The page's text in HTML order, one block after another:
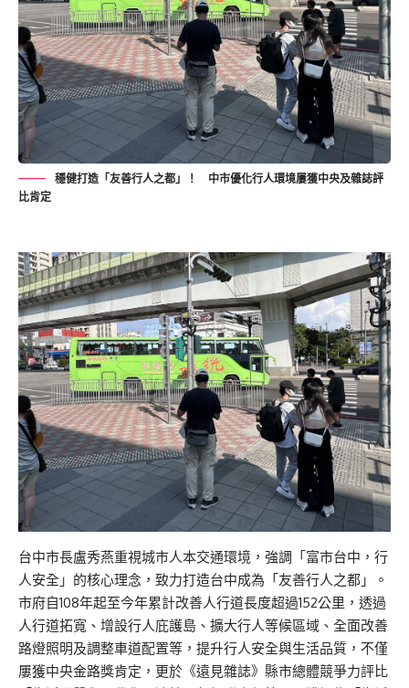
穩健打造「友善行人之都」！ 中市優化行人環境屢獲中央及雜誌評
比肯定
台中市長盧秀燕重視城市人本交通環境，強調「富市台中，行
人安全」的核心理念，致力打造台中成為「友善行人之都」。
市府自108年起至今年累計改善人行道長度超過152公里，透過
人行道拓寬、增設行人庇護島、擴大行人等候區域、全面改善
路燈照明及調整車道配置等，提升行人安全與生活品質，不僅
屢獲中央金路獎肯定，更於《遠見雜誌》縣市總體競爭力評比